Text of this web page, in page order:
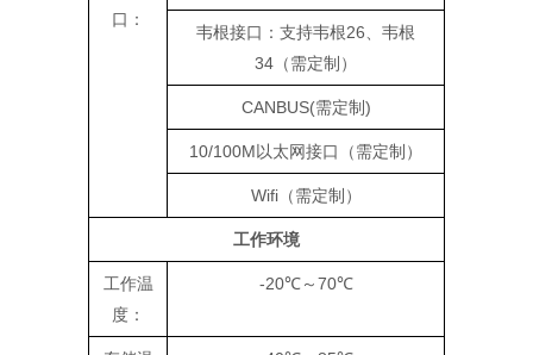
口：
韦根接口：支持韦根26、韦根
34（需定制）
CANBUS(需定制)
10/100M以太网接口（需定制）
Wifi（需定制）
工作环境
工作温
度：
-20℃～70℃